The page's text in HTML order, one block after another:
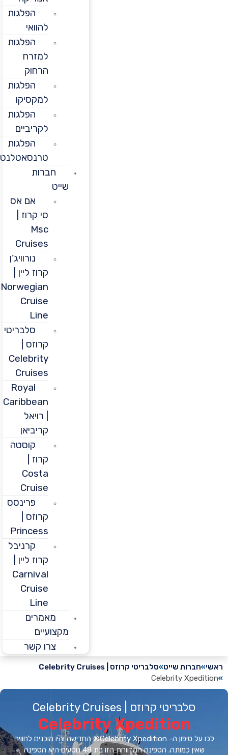
הפלגות
הפלגות
למזרח
הרחוק
הפלגות
למקסיקו
הפלגות
לקריביים
הפלגות
טרנסאטלנטיות
חברות
אם אס
סי קרוז |
Cruises
נורוויג’ן
קרוז ליין |
Norwegian
Cruise
סלבריטי
קרוזס |
Celebrity
Cruises
Royal
Caribbean
קריביאן
קוסטה
Costa
Cruise
פרינסס
קרוזס |
Princess
קרניבל
קרוז ליין |
Carnival
Cruise
מאמרים
מקצועיים
צרו קשר
חברות שייט סלבריטי קרוזס | Celebrity Cruises
Celebrity
סלבריטי קרוזס | Celebrity Cruises
Celebrity Xpedition
לכו על סיפון ה- Celebrity Xpedition® החדישה והיו מוכנים לחוויה
שאין כמותה. הספינה המרווחת הזו בת 48 נוסעים היא הספינה